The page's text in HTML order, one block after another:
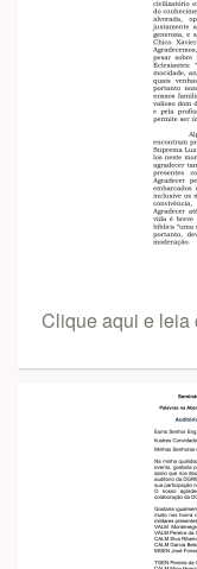
Clique aqui e leia